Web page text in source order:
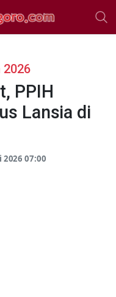
2026
PPIH
Lansia di
2026 07:00